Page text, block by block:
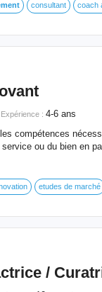
consultant coach
Expérience : 4-6 ans
compétences
ou du bien en
etudes de marché
/